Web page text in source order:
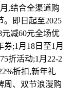
,结合全渠道购
。即日起至2025
减60元全场优
;1月18日至1月
折活动;1月22-2
折扣,新年礼
周、双节浪漫购